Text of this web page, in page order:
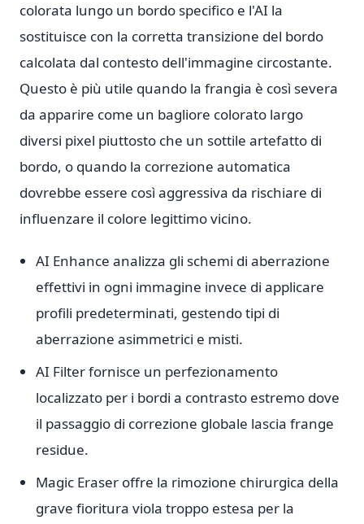
colorata lungo un bordo specifico e l'AI la
sostituisce con la corretta transizione del bordo
calcolata dal contesto dell'immagine circostante.
Questo è più utile quando la frangia è così severa
da apparire come un bagliore colorato largo
diversi pixel piuttosto che un sottile artefatto di
bordo, o quando la correzione automatica
dovrebbe essere così aggressiva da rischiare di
influenzare il colore legittimo vicino.
AI Enhance analizza gli schemi di aberrazione
effettivi in ogni immagine invece di applicare
profili predeterminati, gestendo tipi di
aberrazione asimmetrici e misti.
AI Filter fornisce un perfezionamento
localizzato per i bordi a contrasto estremo dove
il passaggio di correzione globale lascia frange
residue.
Magic Eraser offre la rimozione chirurgica della
grave fioritura viola troppo estesa per la